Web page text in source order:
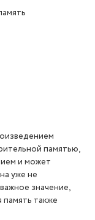
памятью,
и может
уже не
значение,
также